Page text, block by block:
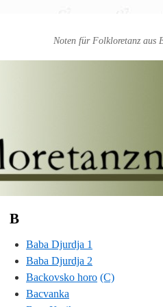
Noten für Folkloretanz aus
B
Baba Djurdja 1
Baba Djurdja 2
Backovsko horo (C)
Bacvanka